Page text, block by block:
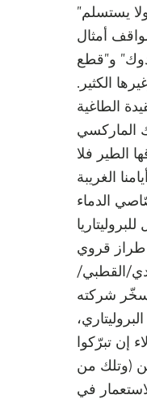
يستسلم”
أمثال
و”قطع
الكثير.
الطاغية
الماركسي
الطير فلا
الغريبة
الدماء
طراز قروي
القطبي/
سخّر شركته
إن تبرّكوا
(وتلك من
في